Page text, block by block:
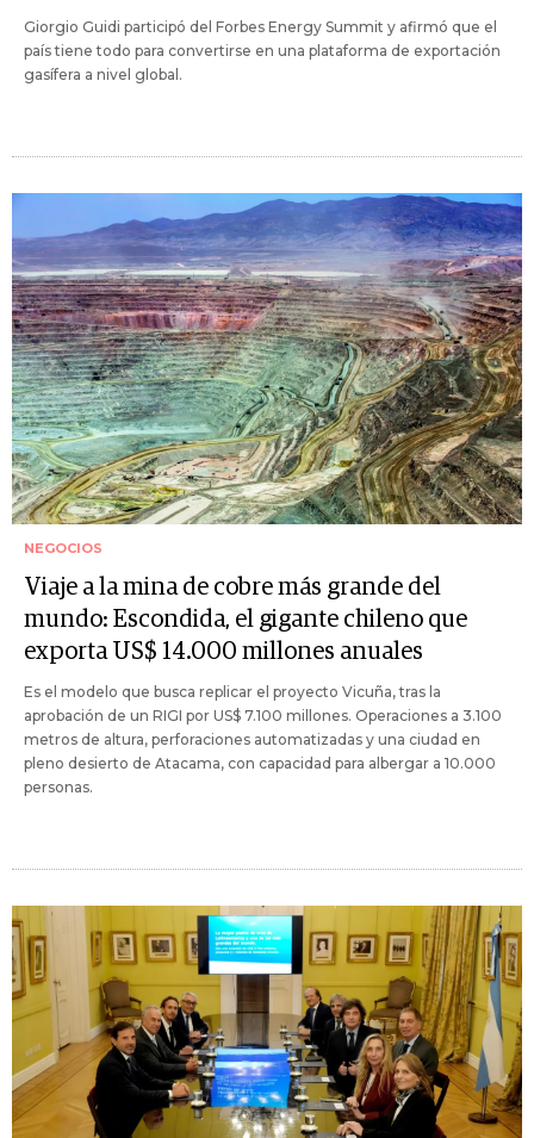
Giorgio Guidi participó del Forbes Energy Summit y afirmó que el
país tiene todo para convertirse en una plataforma de exportación
gasífera a nivel global.
NEGOCIOS
Viaje a la mina de cobre más grande del
mundo: Escondida, el gigante chileno que
exporta US$ 14.000 millones anuales
Es el modelo que busca replicar el proyecto Vicuña, tras la
aprobación de un RIGI por US$ 7.100 millones. Operaciones a 3.100
metros de altura, perforaciones automatizadas y una ciudad en
pleno desierto de Atacama, con capacidad para albergar a 10.000
personas.